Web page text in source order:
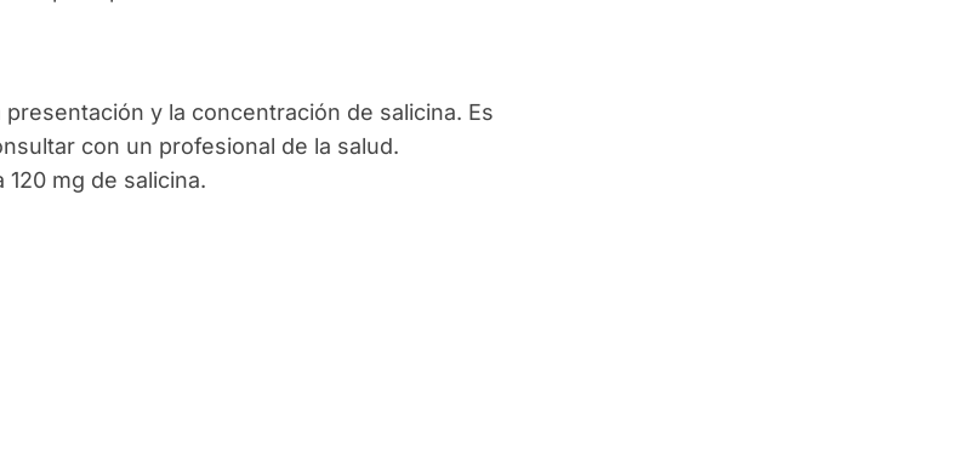
y la concentración de salicina. Es
con un profesional de la salud.
mg de salicina.